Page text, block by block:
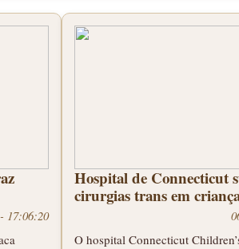
17:06:20
Hospital de Connecticut
cirurgias trans em
O hospital Connecticut